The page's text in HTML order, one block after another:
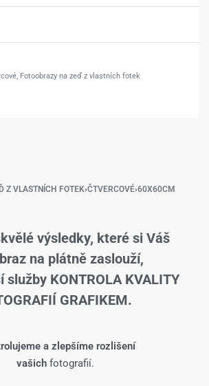
, Fotoobrazy na zeď z vlastních fotek
Z VLASTNÍCH FOTEK›ČTVERCOVÉ›60X60CM
výsledky, které si Váš
na plátně zaslouží,
služby KONTROLA KVALITY
GRAFIKEM.
a zlepšíme rozlišení
vašich fotografií.